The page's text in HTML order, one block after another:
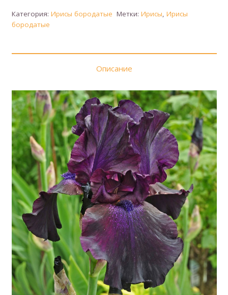
Категория: Ирисы бородатые Метки: Ирисы, Ирисы
бородатые
Описание